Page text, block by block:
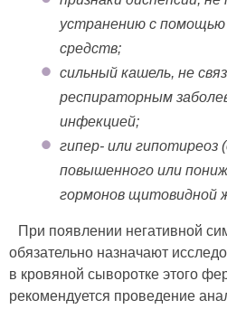
устранению с
средств;
сильный кашель, не
респираторным
инфекцией;
гипер- или
повышенного или
гормонов щитовидной
При появлении негативной
обязательно назначают
в кровяной сыворотке этого
рекомендуется проведение